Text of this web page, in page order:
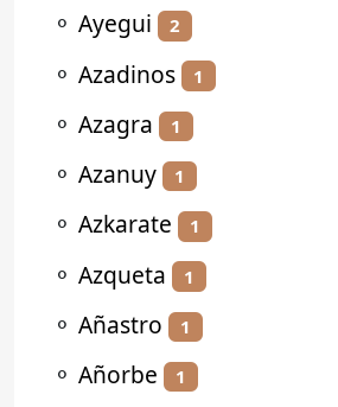
⚬ Ayegui 2
⚬ Azadinos 1
⚬ Azagra 1
⚬ Azanuy 1
⚬ Azkarate 1
⚬ Azqueta 1
⚬ Añastro 1
⚬ Añorbe 1